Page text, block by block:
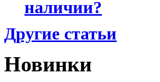
наличии?
Другие статьи
Новинки